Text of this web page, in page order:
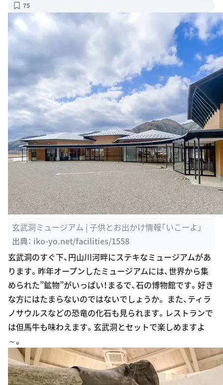
75
玄武洞ミュージアム | 子供とお出かけ情報「いこーよ」
出典： iko-yo.net/facilities/1558
玄武洞のすぐ下、円山川河畔にステキなミュージアムがあ
ります。昨年オープンしたミュージアムには、世界から集
められた”鉱物”がいっぱい！まるで、石の博物館です。好き
な方にはたまらないのではないでしょうか。 また、ティラ
ノサウルスなどの恐竜の化石も見られます。レストランで
は但馬牛も味わえます。玄武洞とセットで楽しめますよ
～。